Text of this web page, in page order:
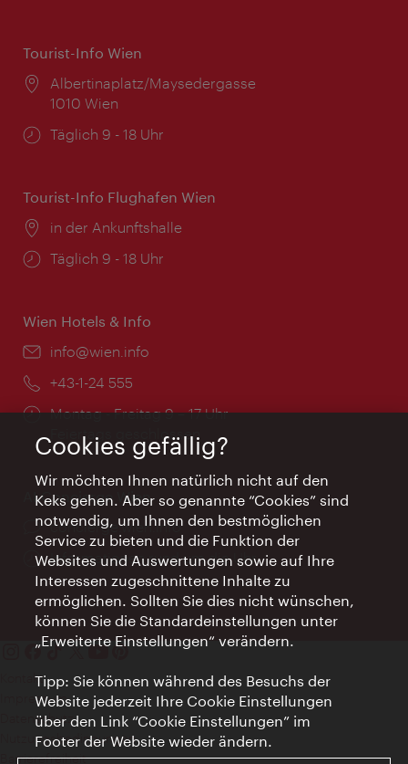
Tourist-Info Wien
Ort:
Albertinaplatz/Maysedergasse
1010 Wien
Öffnungszeiten:
Täglich 9 - 18 Uhr
Tourist-Info Flughafen Wien
Ort:
in der Ankunftshalle
Öffnungszeiten:
Täglich 9 - 18 Uhr
Wien Hotels & Info
Email:
info@wien.info
Telefon:
+43-1-24 555
Öffnungszeiten:
Montag - Freitag 9 – 17 Uhr
Feiertags geschlossen
AI Concierge Wien
Ort:
concierge.wien.info
Öffnungszeiten:
Informationen rund um die Uhr
Kontakt
Impressum
Datenschutz
Nutzungsbedingungen
Barrierefreiheit
Cookies gefällig?
Wir möchten Ihnen natürlich nicht auf den
Keks gehen. Aber so genannte “Cookies” sind
notwendig, um Ihnen den bestmöglichen
Service zu bieten und die Funktion der
Websites und Auswertungen sowie auf Ihre
Interessen zugeschnittene Inhalte zu
ermöglichen. Sollten Sie dies nicht wünschen,
können Sie die Standardeinstellungen unter
„Erweiterte Einstellungen“ verändern.
Tipp: Sie können während des Besuchs der
Website jederzeit Ihre Cookie Einstellungen
über den Link “Cookie Einstellungen” im
Footer der Website wieder ändern.